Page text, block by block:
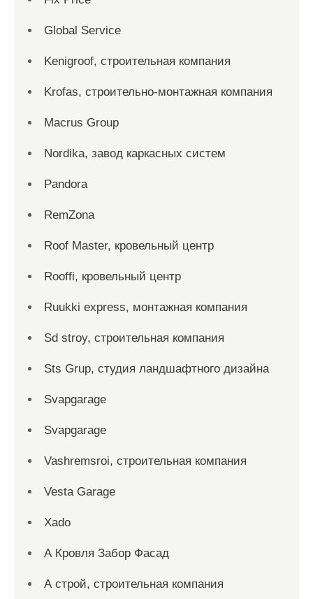
Global Service
Kenigroof, строительная компания
Krofas, строительно-монтажная компания
Macrus Group
Nordika, завод каркасных систем
Pandora
RemZona
Roof Master, кровельный центр
Rooffi, кровельный центр
Ruukki express, монтажная компания
Sd stroy, строительная компания
Sts Grup, студия ландшафтного дизайна
Svapgarage
Svapgarage
Vashremsroi, строительная компания
Vesta Garage
Xado
А Кровля Забор Фасад
А строй, строительная компания